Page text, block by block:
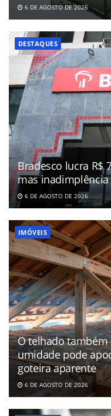
6 DE AGOSTO DE 2026
DESTAQUES
Bradesco lucra R$
mas inadimplência
6 DE AGOSTO DE 2026
IMÓVEIS
O telhado
umidade pode
goteira aparente
6 DE AGOSTO DE 2026